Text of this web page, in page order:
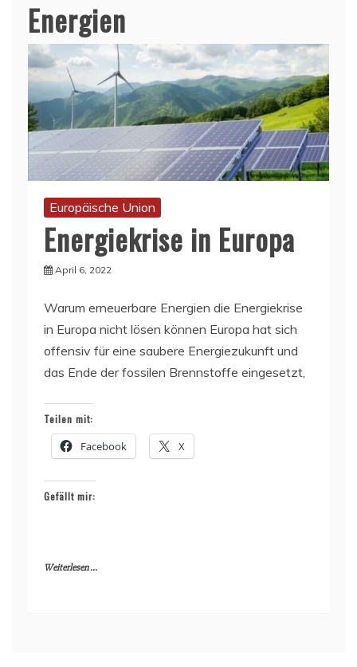
Energien
Europäische Union
Energiekrise in Europa
April 6, 2022
Warum erneuerbare Energien die Energiekrise
in Europa nicht lösen können Europa hat sich
offensiv für eine saubere Energiezukunft und
das Ende der fossilen Brennstoffe eingesetzt,
Teilen mit:
Facebook X
Gefällt mir:
Weiterlesen ...